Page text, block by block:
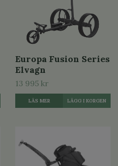
Europa Fusion Series
Elvagn
13 995 kr
LÄS MER LÄGG I KORGEN